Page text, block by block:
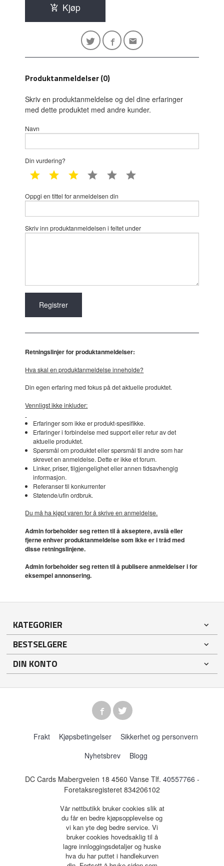
Kjøp
Produktanmeldelser (0)
Skriv en produktanmeldelse og del dine erfaringer
med dette produktet med andre kunder.
Navn
Din vurdering?
1 star 2 star 3 star 4 star 5 star
Oppgi en tittel for anmeldelsen din
Skriv inn produktanmeldelsen i feltet under
Retningslinjer for produktanmeldelser:
Hva skal en produktanmeldelse inneholde?
Din egen erfaring med fokus på det aktuelle produktet.
Vennligst ikke inkluder:
Erfaringer som ikke er produkt-spesifikke.
Erfaringer i forbindelse med support eller retur av det
aktuelle produktet.
Spørsmål om produktet eller spørsmål til andre som har
skrevet en anmeldelse. Dette er ikke et forum.
Linker, priser, tilgjengelighet eller annen tidsavhengig
informasjon.
Referanser til konkurrenter
Støtende/ufin ordbruk.
Du må ha kjøpt varen for å skrive en anmeldelse.
Admin forbeholder seg retten til å akseptere, avslå eller
fjerne enhver produktanmeldelse som ikke er i tråd med
disse retningslinjene.
Admin forbeholder seg retten til å publisere anmeldelser i for
eksempel annonsering.
KATEGORIER
BESTSELGERE
DIN KONTO
Frakt Kjøpsbetingelser
Sikkerhet og personvern
Nyhetsbrev
Blogg
DC Cards Mabergveien 18 4560 Vanse Tlf. 40557766 -
Foretaksregisteret 834206102
Vår nettbutikk bruker cookies slik at
du får en bedre kjøpsopplevelse og
vi kan yte deg bedre service. Vi
bruker cookies hovedsaklig til å
lagre innloggingsdetaljer og huske
hva du har puttet i handlekurven